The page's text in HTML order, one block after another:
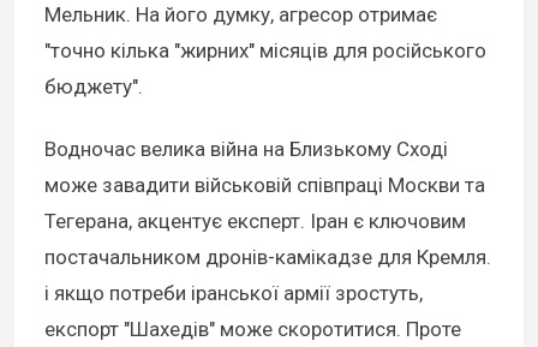
Мельник. На його думку, агресор отримає
"точно кілька "жирних" місяців для російського
бюджету".
Водночас велика війна на Близькому Сході
може завадити військовій співпраці Москви та
Тегерана, акцентує експерт. Іран є ключовим
постачальником дронів-камікадзе для Кремля.
і якщо потреби іранської армії зростуть,
експорт "Шахедів" може скоротитися. Проте